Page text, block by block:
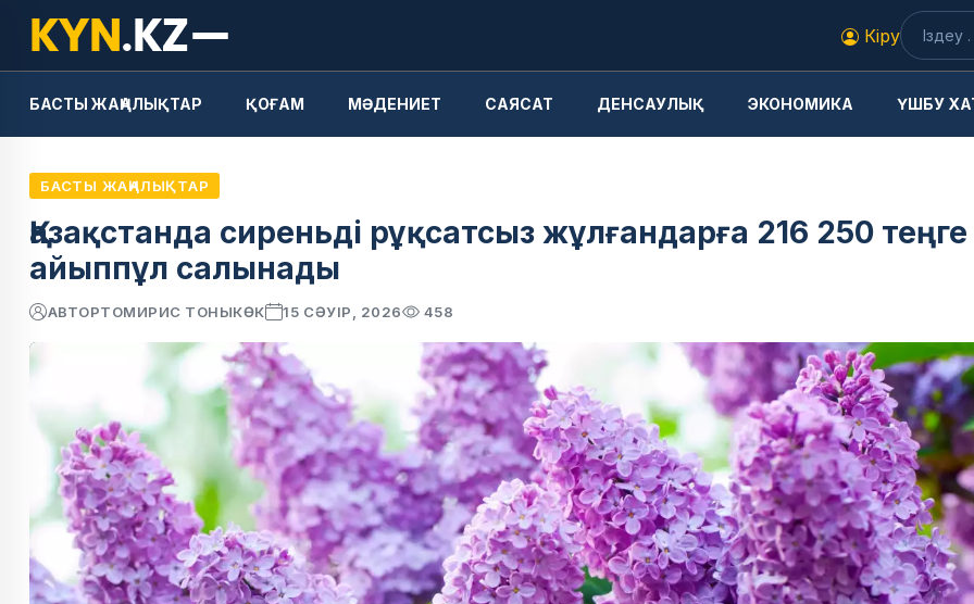
Кіру
БАСТЫ ЖАҢАЛЫҚТАР ҚОҒАМ МӘДЕНИЕТ САЯСАТ ДЕНСАУЛЫҚ ЭКОНОМИКА ҮШБУ
БАСТЫ ЖАҢАЛЫҚТАР
Қазақстанда сиреньді рұқсатсыз жұлғандарға 216 250 теңге
айыппұл салынады
АВТОРТОМИРИС ТОНЫКӨК 15 СӘУІР, 2026 458